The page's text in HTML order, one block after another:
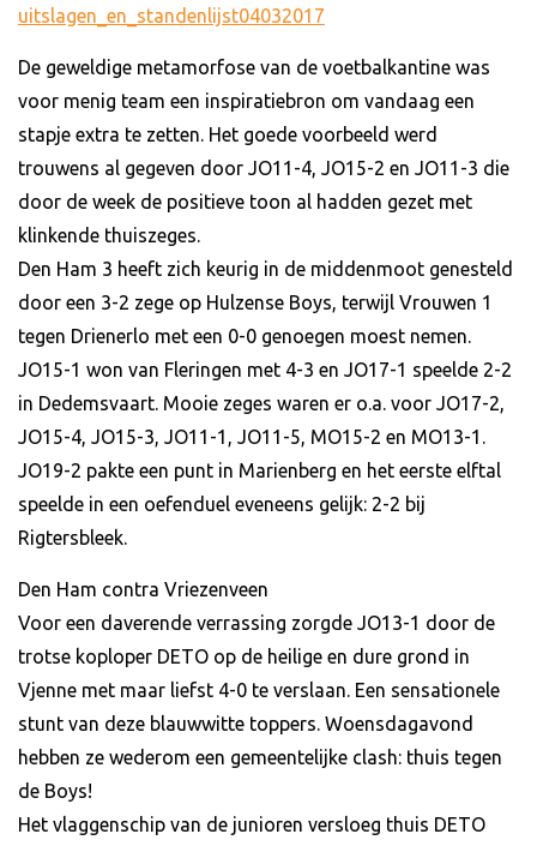
uitslagen_en_standenlijst04032017
De geweldige metamorfose van de voetbalkantine was
voor menig team een inspiratiebron om vandaag een
stapje extra te zetten. Het goede voorbeeld werd
trouwens al gegeven door JO11-4, JO15-2 en JO11-3 die
door de week de positieve toon al hadden gezet met
klinkende thuiszeges.
Den Ham 3 heeft zich keurig in de middenmoot genesteld
door een 3-2 zege op Hulzense Boys, terwijl Vrouwen 1
tegen Drienerlo met een 0-0 genoegen moest nemen.
JO15-1 won van Fleringen met 4-3 en JO17-1 speelde 2-2
in Dedemsvaart. Mooie zeges waren er o.a. voor JO17-2,
JO15-4, JO15-3, JO11-1, JO11-5, MO15-2 en MO13-1.
JO19-2 pakte een punt in Marienberg en het eerste elftal
speelde in een oefenduel eveneens gelijk: 2-2 bij
Rigtersbleek.
Den Ham contra Vriezenveen
Voor een daverende verrassing zorgde JO13-1 door de
trotse koploper DETO op de heilige en dure grond in
Vjenne met maar liefst 4-0 te verslaan. Een sensationele
stunt van deze blauwwitte toppers. Woensdagavond
hebben ze wederom een gemeentelijke clash: thuis tegen
de Boys!
Het vlaggenschip van de junioren versloeg thuis DETO